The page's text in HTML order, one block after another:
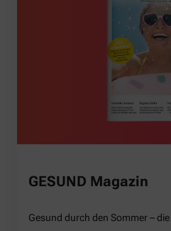
GESUND Magazin
Gesund durch den Sommer –